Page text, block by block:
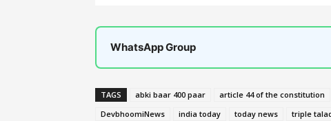
WhatsApp Group
TAGS abki baar 400 paar article 44 of the constitution
DevbhoomiNews
india today today news triple